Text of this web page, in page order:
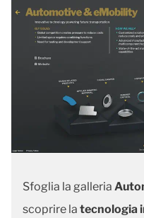
Sfoglia la galleria
scoprire la tecnologia